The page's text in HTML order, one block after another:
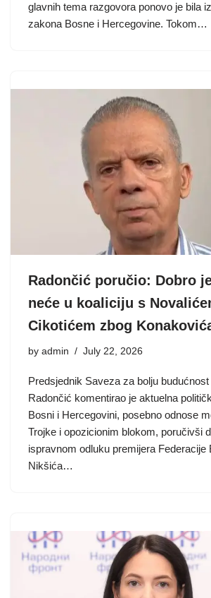
glavnih tema razgovora ponovo je bila
zakona Bosne i Hercegovine. Tokom…
Radončić poručio: Dobro
neće u koaliciju s
Cikotićem zbog
by admin July 22, 2026
Predsjednik Saveza za bolju
Radončić komentirao je aktuelna
Bosni i Hercegovini, posebno odnose
Trojke i opozicionim blokom, poručivši
ispravnom odluku premijera Federacije
Nikšića…